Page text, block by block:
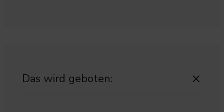
Das wird geboten: